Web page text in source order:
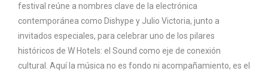
festival reúne a nombres clave de la electrónica
contemporánea como Dishype y Julio Victoria, junto a
invitados especiales, para celebrar uno de los pilares
históricos de W Hotels: el Sound como eje de conexión
cultural. Aquí la música no es fondo ni acompañamiento, es el